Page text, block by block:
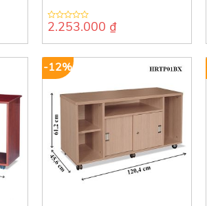
0
of
2.253.000 ₫
-12%